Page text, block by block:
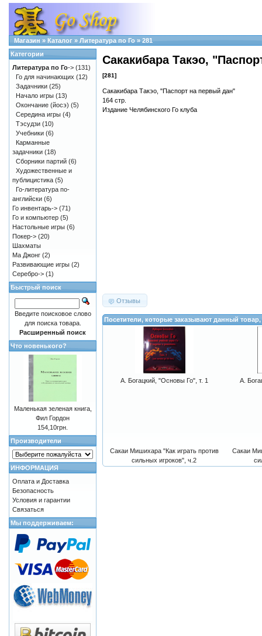
Магазин » Каталог » Литература по Го » 281
Сакакибара Такэо,
[281]
Сакакибара Такэо, "Паспорт на первый дан"
164 стр.
Издание Челябинского Го клуба
Отзывы
Посетители, которые заказывают данный
А. Богацкий, "Основы Го", т. 1 А.
Сакаи Мишихара "Как играть против
сильных игроков", ч.2
Сакаи
Категории
Литература по Го-> (131)
Го для начинающих (12)
Задачники (25)
Начало игры (13)
Окончание (йосэ) (5)
Середина игры (4)
Тэсудзи (10)
Учебники (6)
Карманные
задачники (18)
Сборники партий (6)
Художественные и
публицистика (5)
Го-литература по-
английски (6)
Го инвентарь-> (71)
Го и компьютер (5)
Настольные игры (6)
Покер-> (20)
Шахматы
Ма Джонг (2)
Развивающие игры (2)
Серебро-> (1)
Быстрый поиск
Введите поисковое слово
для поиска товара.
Расширенный поиск
Что новенького?
Маленькая зеленая книга,
Фил Гордон
154,10грн.
Производители
ИНФОРМАЦИЯ
Оплата и Доставка
Безопасность
Условия и гарантии
Связаться
Мы поддерживаем: